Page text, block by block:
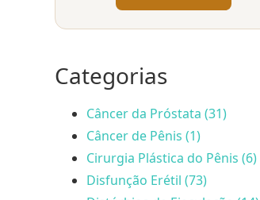
Categorias
Câncer da Próstata (31)
Câncer de Pênis (1)
Cirurgia Plástica do Pênis (6)
Disfunção Erétil (73)